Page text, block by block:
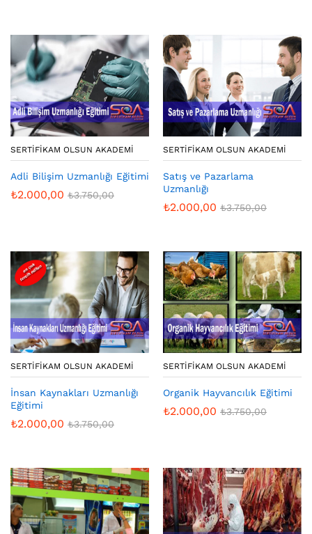
SERTIFIKAM OLSUN AKADEMI
Adli Bilişim Uzmanlığı Eğitimi
₺2.000,00 ₺3.750,00
SERTIFIKAM OLSUN AKADEMI
Satış ve Pazarlama
Uzmanlığı
₺2.000,00 ₺3.750,00
SERTIFIKAM OLSUN AKADEMI
İnsan Kaynakları Uzmanlığı
Eğitimi
₺2.000,00 ₺3.750,00
SERTIFIKAM OLSUN AKADEMI
Organik Hayvancılık Eğitimi
₺2.000,00 ₺3.750,00